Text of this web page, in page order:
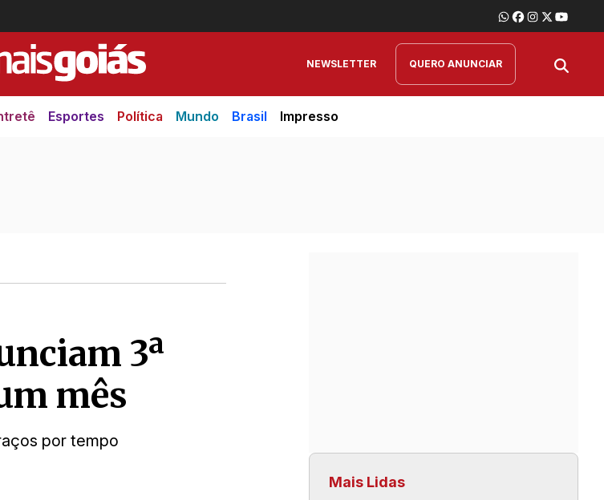
NEWSLETTER QUERO ANUNCIAR
Esportes Política Mundo Brasil Impresso
3ª
mês
por tempo
Mais Lidas